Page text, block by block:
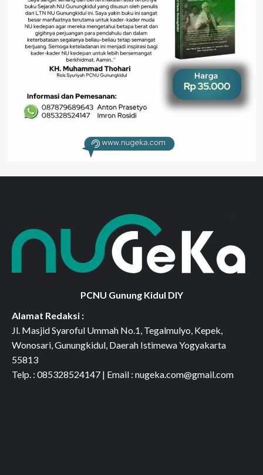
PCNU Gunung Kidul DIY
Alamat Redaksi :
Jl. Masjid Syaroful Ummah No.1, Tegalmulyo, Kepek,
Wonosari, Gunungkidul, Daerah Istimewa Yogyakarta
55813
Telp. : 085328524147 | Email : nugeka.com@gmail.com